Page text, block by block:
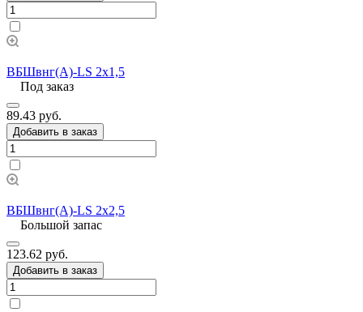
ВБШвнг(А)-LS 2х1,5
Под заказ
89.43 руб.
Добавить в заказ
ВБШвнг(А)-LS 2х2,5
Большой запас
123.62 руб.
Добавить в заказ